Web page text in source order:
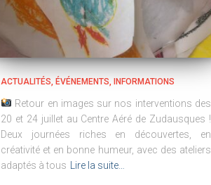
ACTUALITÉS ÉVÉNEMENTS INFORMATIONS
Retour en images sur nos interventions des
20 et 24 juillet au Centre Aéré de Zudausques !
Deux journées riches en découvertes, en
créativité et en bonne humeur, avec des ateliers
adaptés à tous
Lire la suite…